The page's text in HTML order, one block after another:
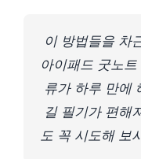
이 방법들을 차
아이패드 굿노
류가 하루 만에
길 필기가 편해
도 꼭 시도해 보